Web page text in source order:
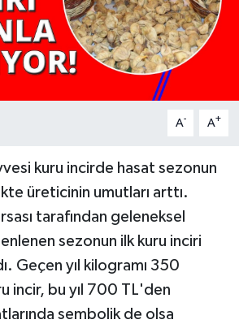
A- A+
kuru incirde hasat sezonun
üreticinin umutları arttı.
tarafından geleneksel
sezonun ilk kuru inciri
Geçen yıl kilogramı 350
incir, bu yıl 700 TL'den
sembolik de olsa